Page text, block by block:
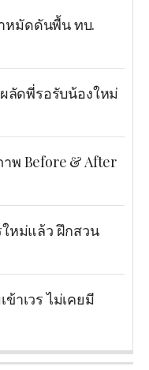
หมัดดันพื้น ทบ.
ลัดพี่รอรับน้องใหม่
พ Before & After
หม่แล้ว ฝึกสวน
าเวร ไม่เคยมี